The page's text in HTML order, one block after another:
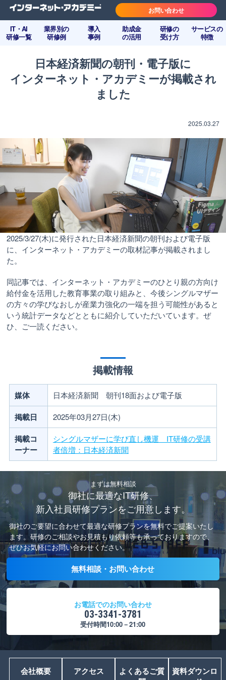
IT・AI
研修一覧
業界別の
研修例
導入
事例
助成金
の活用
研修の
受け方
サービスの
特徴
お問い合わせ
日本経済新聞の朝刊・電子版に
インターネット・アカデミーが掲載され
ました
2025.03.27
2025/3/27(木)に発行された日本経済新聞の朝刊および電子版
に、インターネット・アカデミーの取材記事が掲載されまし
た。
同記事では、インターネット・アカデミーのひとり親の方向け
給付金を活用した教育事業の取り組みと、今後シングルマザー
の方々の学びなおしが産業力強化の一端を担う可能性があると
いう統計データなどとともに紹介していただいています。ぜ
ひ、ご一読ください。
掲載情報
媒体 日本経済新聞 朝刊18面および電子版
掲載日 2025年03月27日(木)
掲載コ
ーナー
シングルマザーに学び直し機運 IT研修の受講
者倍増：日本経済新聞
まずは無料相談
御社に最適なIT研修、
新入社員研修プランをご用意します。
御社のご要望に合わせて最適な研修プランを無料でご提案いたし
ます。 研修のご相談やお見積もり依頼等も承っておりますので、
ぜひお気軽にお問い合わせください。
無料相談・お問い合わせ
お電話でのお問い合わせ
03-3341-3781
受付時間10:00－21:00
会社概要 アクセス
よくあるご質
資料ダウンロ